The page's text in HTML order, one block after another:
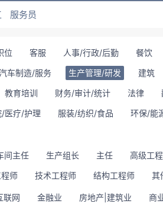
服务员
位 客服 人事/行政/后勤 餐饮
车制造/服务 生产管理/研发 建筑
教育培训 财务/审计/统计 法律
/医疗/护理 服装/纺织/食品 环保/能
间主任 生产组长 主任 高级工
师 技术工程师 结构工程师 其
联网 金融业 房地产|建筑业 商